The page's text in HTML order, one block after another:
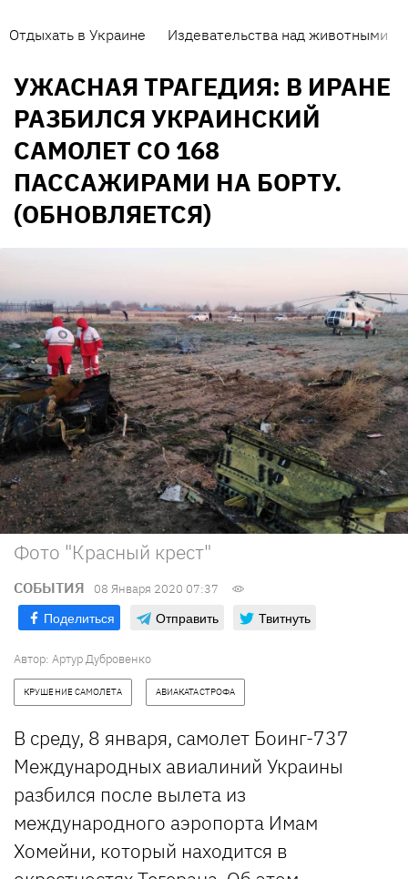
Отдыхать в Украине Издевательства над животными
УЖАСНАЯ ТРАГЕДИЯ: В ИРАНЕ
РАЗБИЛСЯ УКРАИНСКИЙ
САМОЛЕТ СО 168
ПАССАЖИРАМИ НА БОРТУ.
(ОБНОВЛЯЕТСЯ)
Фото "Красный крест"
СОБЫТИЯ 08 Января 2020 07:37
Поделиться Отправить Твитнуть
Автор: Артур Дубровенко
КРУШЕНИЕ САМОЛЕТА АВИАКАТАСТРОФА
В среду, 8 января, самолет Боинг-737
Международных авиалиний Украины
разбился после вылета из
международного аэропорта Имам
Хомейни, который находится в